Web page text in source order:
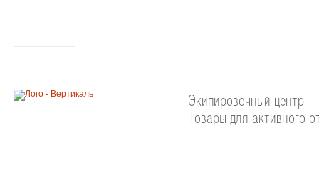
Экипировочный центр
Товары для активного